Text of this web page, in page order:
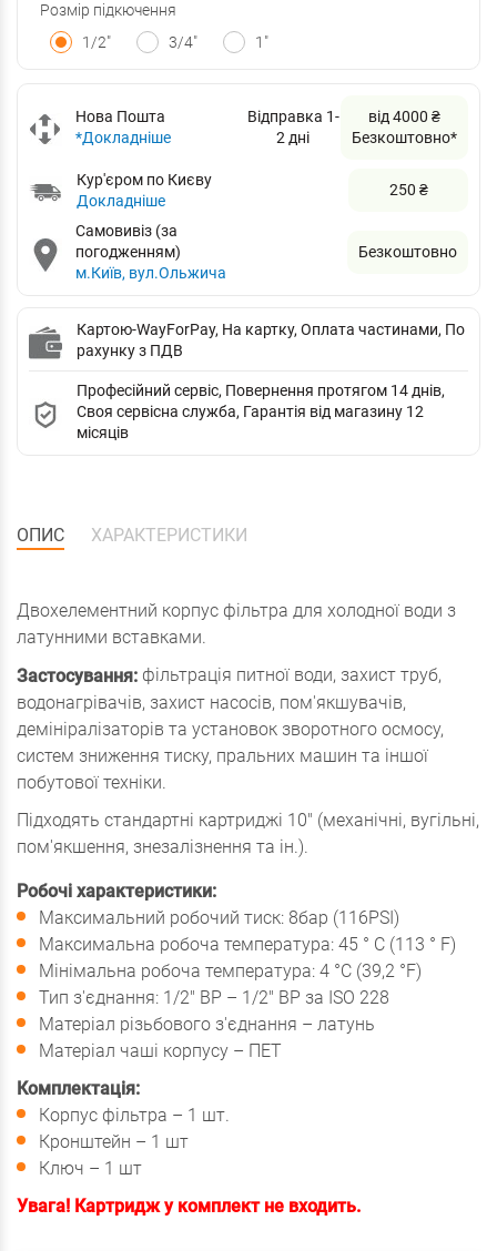
Розмір підкючення
1/2"
3/4" 1"
Нова Пошта
*Докладніше
Відправка 1-
2 дні
від 4000 ₴
Безкоштовно*
Кур'єром по Києву
Докладніше
250 ₴
Самовивіз (за
погодженням)
м.Київ, вул.Ольжича
Безкоштовно
Картою-WayForPay, На картку, Оплата частинами, По
рахунку з ПДВ
Професійний сервіс, Повернення протягом 14 днів,
Своя сервісна служба, Гарантія від магазину 12
місяців
ОПИС ХАРАКТЕРИСТИКИ
Двохелементний корпус фільтра для холодної води з
латунними вставками.
Застосування: фільтрація питної води, захист труб,
водонагрівачів, захист насосів, пом'якшувачів,
демініралізаторів та установок зворотного осмосу,
систем зниження тиску, пральних машин та іншої
побутової техніки.
Підходять стандартні картриджі 10" (механічні, вугільні,
пом'якшення, знезалізнення та ін.).
Робочі характеристики:
Максимальний робочий тиск: 8бар (116PSI)
Максимальна робоча температура: 45 ° C (113 ° F)
Мінімальна робоча температура: 4 °C (39,2 °F)
Тип з'єднання: 1/2" ВР – 1/2" ВР за ISO 228
Матеріал різьбового з'єднання – латунь
Матеріал чаші корпусу – ПЕТ
Комплектація:
Корпус фільтра – 1 шт.
Кронштейн – 1 шт
Ключ – 1 шт
Увага! Картридж у комплект не входить.